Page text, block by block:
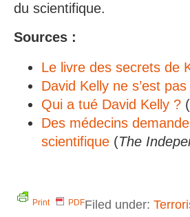
du scientifique.
Sources :
Le livre des secrets de
David Kelly ne s’est
Qui a tué David Kelly ?
Des médecins
scientifique (The
Print PDFFiled under: